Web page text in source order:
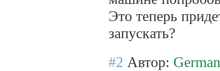
Это теперь
запускать?
#2 Автор: German